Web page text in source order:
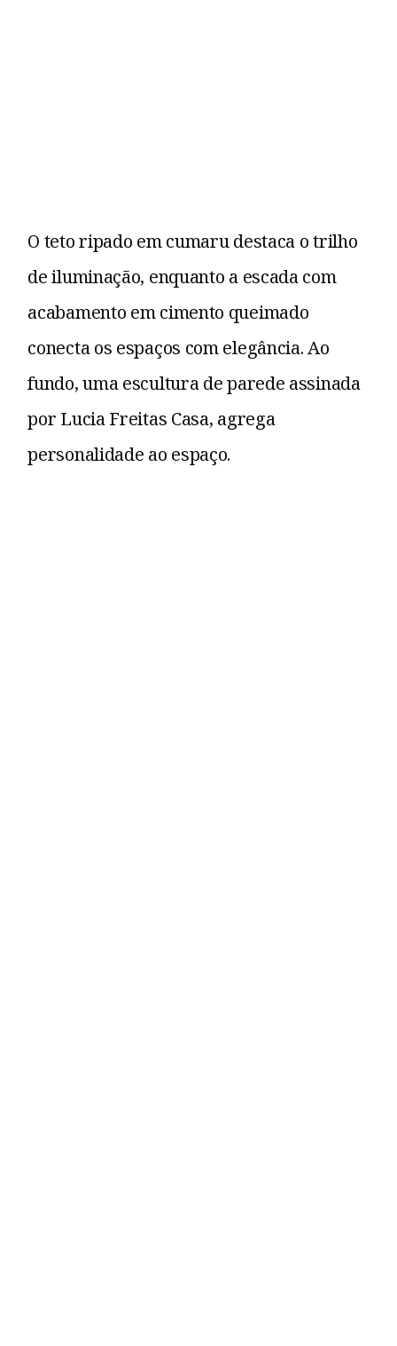
O teto ripado em cumaru destaca o trilho
de iluminação, enquanto a escada com
acabamento em cimento queimado
conecta os espaços com elegância. Ao
fundo, uma escultura de parede assinada
por Lucia Freitas Casa, agrega
personalidade ao espaço.